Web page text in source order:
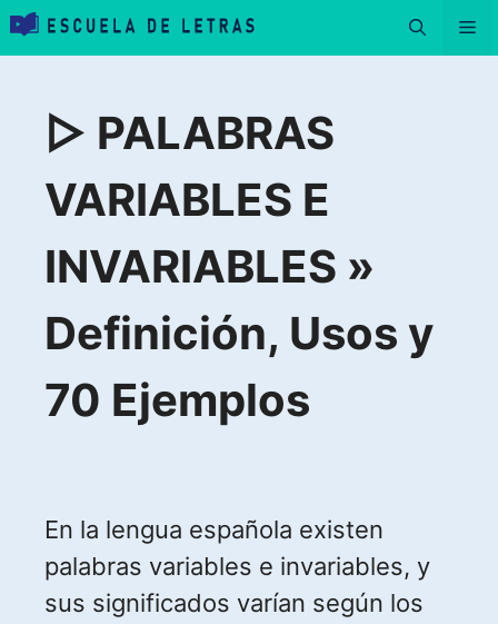
Saltar
contenido▷ PALABRAS
VARIABLES E
INVARIABLES »
Definición, Usos y
70 Ejemplos
En la lengua española existen
palabras variables e invariables, y
sus significados varían según los